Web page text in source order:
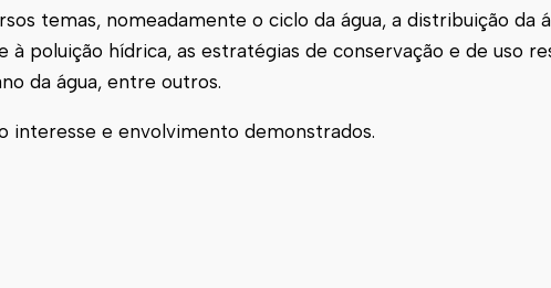
temas, nomeadamente o ciclo da água, a distribuição da
à poluição hídrica, as estratégias de conservação e de uso
da água, entre outros.
interesse e envolvimento demonstrados.